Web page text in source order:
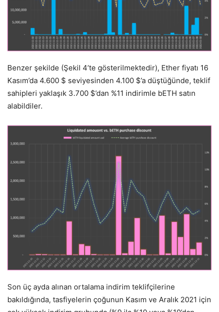
Benzer şekilde (Şekil 4’te gösterilmektedir), Ether fiyatı 16
Kasım’da 4.600 $ seviyesinden 4.100 $’a düştüğünde, teklif
sahipleri yaklaşık 3.700 $’dan %11 indirimle bETH satın
alabildiler.
Son üç ayda alınan ortalama indirim teklifçilerine
bakıldığında, tasfiyelerin çoğunun Kasım ve Aralık 2021 için